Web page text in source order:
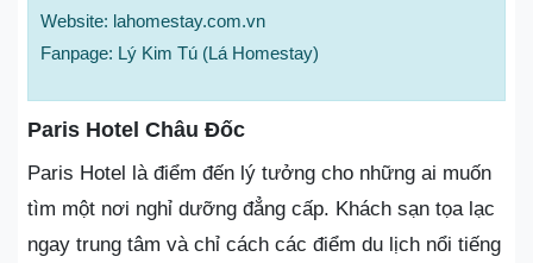
Website: lahomestay.com.vn
Fanpage: Lý Kim Tú (Lá Homestay)
Paris Hotel Châu Đốc
Paris Hotel là điểm đến lý tưởng cho những ai muốn
tìm một nơi nghỉ dưỡng đẳng cấp. Khách sạn tọa lạc
ngay trung tâm và chỉ cách các điểm du lịch nổi tiếng